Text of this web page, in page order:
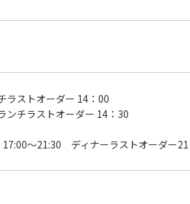
ストオーダー 14：00
チラストオーダー 14：30
17:00～21:30 ディナーラストオーダー